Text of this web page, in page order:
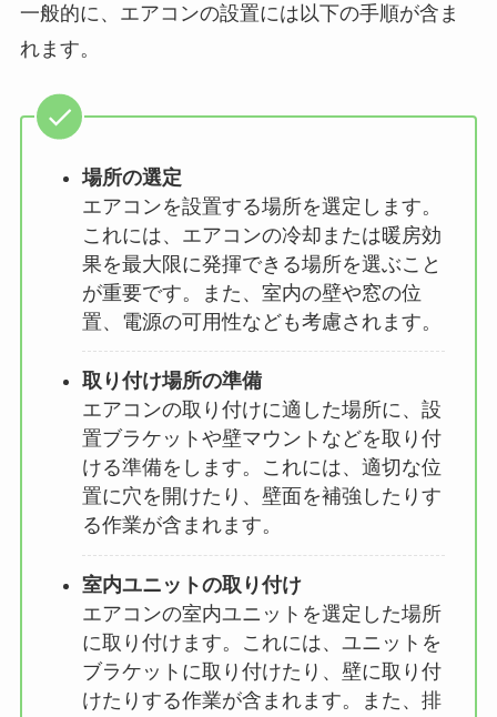
一般的に、エアコンの設置には以下の手順が含ま
れます。
場所の選定
エアコンを設置する場所を選定します。
これには、エアコンの冷却または暖房効
果を最大限に発揮できる場所を選ぶこと
が重要です。また、室内の壁や窓の位
置、電源の可用性なども考慮されます。
取り付け場所の準備
エアコンの取り付けに適した場所に、設
置ブラケットや壁マウントなどを取り付
ける準備をします。これには、適切な位
置に穴を開けたり、壁面を補強したりす
る作業が含まれます。
室内ユニットの取り付け
エアコンの室内ユニットを選定した場所
に取り付けます。これには、ユニットを
ブラケットに取り付けたり、壁に取り付
けたりする作業が含まれます。また、排